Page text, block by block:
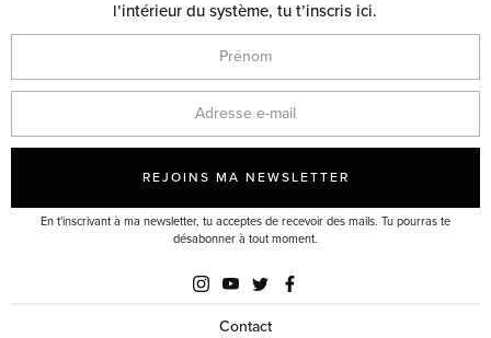
l’intérieur du système, tu t’inscris ici.
En t'inscrivant à ma newsletter, tu acceptes de recevoir des mails. Tu pourras te
désabonner à tout moment.
Contact